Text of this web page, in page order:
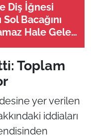
Diş İğnesi
Sol Bacağını
Hale Gelen
Toplam
yer verilen
iddiaları